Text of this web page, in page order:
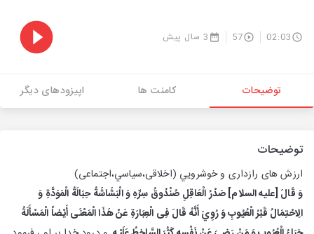
02:03
57 3 سال پیش
توضیحات کامنت ها اپیزودهای دیگر
توضیحات
ارزش هاى رازدارى و خوشرويي (اخلاقى،سياسي،اجتماعى)
وَ قَالَ [عليه السلام] صَدْرُ الْعَاقِلِ صُنْدُوقُ سِرِّهِ وَ الْبَشَاشَةُ حِبَالَةُ الْمَوَدَّةِ وَ
الِاحْتِمَالُ قَبْرُ الْعُيُوبِ وَ رُوِيَ أَنَّهُ قَالَ فِى الْعِبَارَةِ عَنْ هَذَا الْمَعْنَى أَيْضاً الْمَسْأَلَةُ